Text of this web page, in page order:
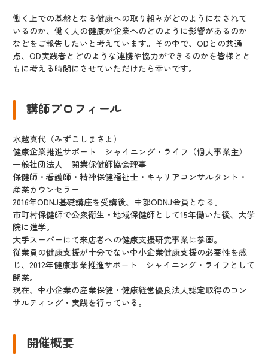
働く上での基盤となる健康への取り組みがどのようになされて
いるのか、働く人の健康が企業へのどのように影響があるのか
などをご報告したいと考えています。その中で、ODとの共通
点、OD実践者とどのような連携や協力ができるのかを皆様とと
もに考える時間にさせていただけたら幸いです。
講師プロフィール
水越真代（みずこしまさよ）
健康企業推進サポート シャイニング・ライフ（個人事業主）
一般社団法人 開業保健師協会理事
保健師・看護師・精神保健福祉士・キャリアコンサルタント・
産業カウンセラー
2016年ODNJ基礎講座を受講後、中部ODNJ会員となる。
市町村保健師で公衆衛生・地域保健師として15年働いた後、大学
院に進学。
大手スーパーにて来店者への健康支援研究事業に参画。
従業員の健康支援が十分でない中小企業健康支援の必要性を感
じ、2012年健康事業推進サポート シャイニング・ライフとして
開業。
現在、中小企業の産業保健・健康経営優良法人認定取得のコン
サルティング・実践を行っている。
開催概要